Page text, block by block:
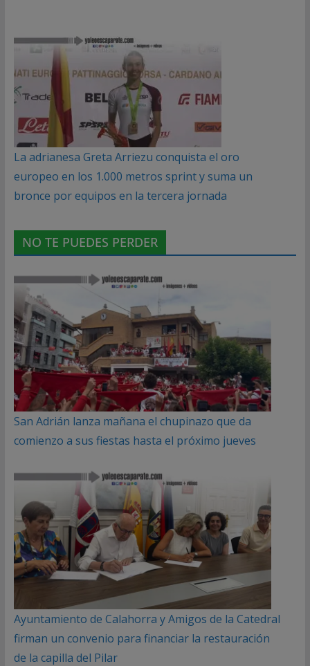
La adrianesa Greta Arriezu conquista el oro
europeo en los 1.000 metros sprint y suma un
bronce por equipos en la tercera jornada
NO TE PUEDES PERDER
San Adrián lanza mañana el chupinazo que da
comienzo a sus fiestas hasta el próximo jueves
Ayuntamiento de Calahorra y Amigos de la Catedral
firman un convenio para financiar la restauración
de la capilla del Pilar